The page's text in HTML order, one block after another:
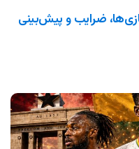
۲۰۲۶: ترکیب، بازی‌ها، ضرایب و پیش‌بینی